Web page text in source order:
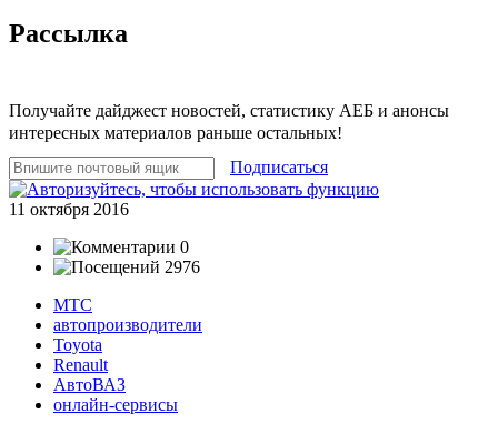
Рассылка
Получайте дайджест новостей, статистику АЕБ и анонсы
интересных материалов раньше остальных!
Подписаться
11 октября 2016
0
2976
МТС
автопроизводители
Toyota
Renault
АвтоВАЗ
онлайн-сервисы